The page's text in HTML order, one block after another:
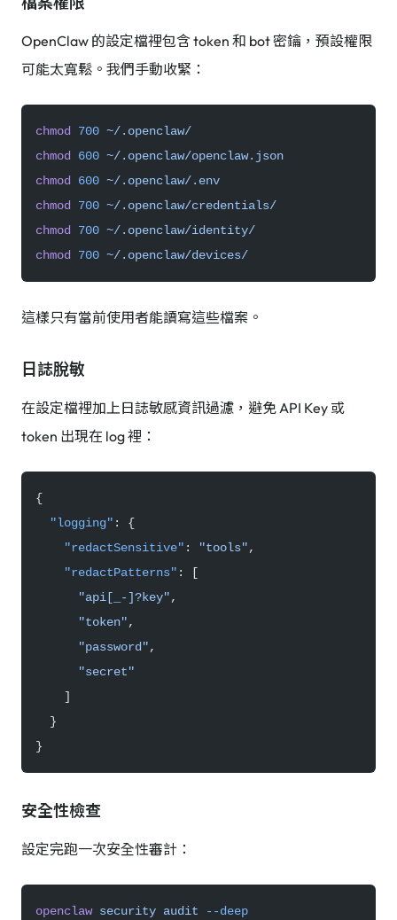
OpenClaw 的設定檔裡包含 token 和 bot 密鑰，預設權限
可能太寬鬆。我們手動收緊：
chmod 700 ~/.openclaw/
chmod
600 ~/.openclaw/openclaw.json
chmod
600 ~/.openclaw/.env
chmod
700 ~/.openclaw/credentials/
chmod
700 ~/.openclaw/identity/
chmod
700 ~/.openclaw/devices/
這樣只有當前使用者能讀寫這些檔案。
日誌脫敏
在設定檔裡加上日誌敏感資訊過濾，避免 API Key 或
token 出現在 log 裡：
{
  "logging"
: {
    "redactSensitive"
: "tools",
    "redactPatterns"
: [
      "api[_-]?key"
,
      "token"
,
      "password"
,
      "secret"
    ]
  }
}
安全性檢查
設定完跑一次安全性審計：
openclaw security audit --deep